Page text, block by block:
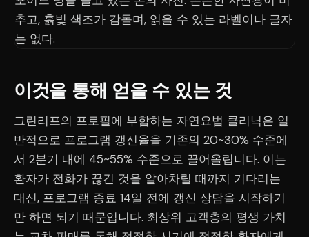
이것을 통해 얻을 수 있는 것
그린리프의 프로필에 부합하는 자연요법 클리닉은 일
반적으로 프로그램 갱신율을 기존의 20~30% 수준에
서 2분기 내에 45~55% 수준으로 끌어올립니다. 이는
환자가 전화가 끊긴 것을 알아차릴 때까지 기다리는
대신, 프로그램 종료 14일 전에 갱신 상담을 시작하기
만 하면 되기 때문입니다. 최상위 고객층의 평생 가치